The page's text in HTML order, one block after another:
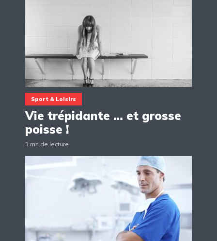
Sport & Loisirs
Vie trépidante … et grosse
poisse !
3 mn de lecture